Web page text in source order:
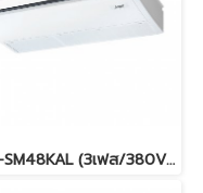
PCY-SM48KAL (3เฟส/380V.)(Mitsubishi Electric Mr.Slim) รุ่นแขวนใต้ฝ้าเพดาน INVERTER น้ำยา R32 พร้อมบริการติดตั้ง